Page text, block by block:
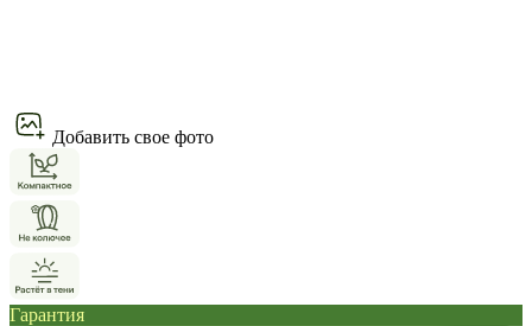
Добавить свое фото
Гарантия